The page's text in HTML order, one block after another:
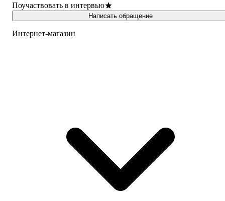
Поучаствовать в интервью
Написать обращение
Интернет-магазин